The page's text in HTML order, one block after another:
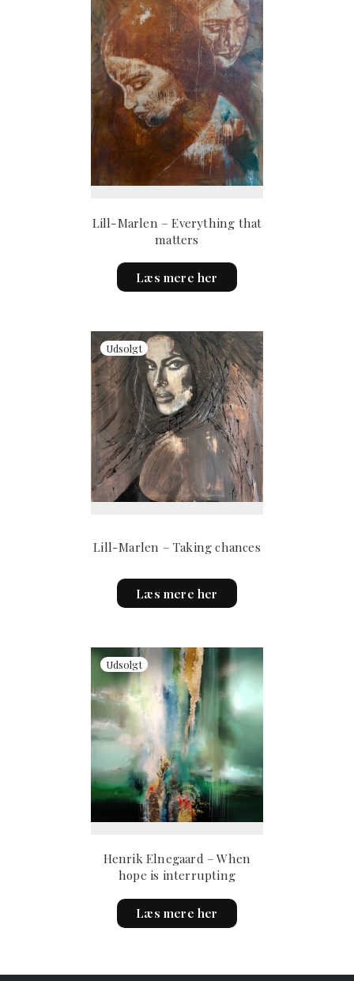
Lill-Marlen – Everything that
matters
Læs mere her
Lill-Marlen – Taking chances
Læs mere her
Henrik Elnegaard – When
hope is interrupting
Læs mere her